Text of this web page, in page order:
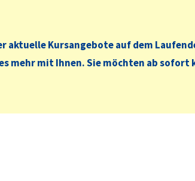
aktuelle Kursangebote auf dem
mit Ihnen. Sie möchten ab sofort